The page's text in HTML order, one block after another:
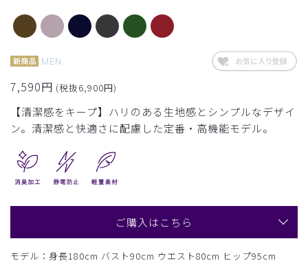
MEN
7,590円 (税抜6,900円)
【清潔感をキープ】ハリのある生地感とシンプルなデザイ
ン。清潔感と快適さに配慮した定番・高機能モデル。
ご購入はこちら
モデル：身長180cm バスト90cm ウエスト80cm ヒップ95cm